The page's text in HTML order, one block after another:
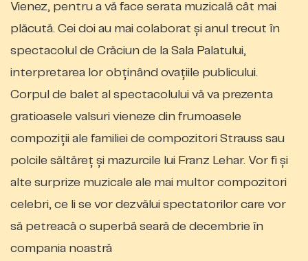
Vienez, pentru a vă face serata muzicală cât mai
plăcută. Cei doi au mai colaborat și anul trecut în
spectacolul de Crăciun de la Sala Palatului,
interpretarea lor obținând ovațiile publicului.
Corpul de balet al spectacolului vă va prezenta
gratioasele valsuri vieneze din frumoasele
compoziții ale familiei de compozitori Strauss sau
polcile săltăreț și mazurcile lui Franz Lehar. Vor fi și
alte surprize muzicale ale mai multor compozitori
celebri, ce li se vor dezvălui spectatorilor care vor
să petreacă o superbă seară de decembrie în
compania noastră